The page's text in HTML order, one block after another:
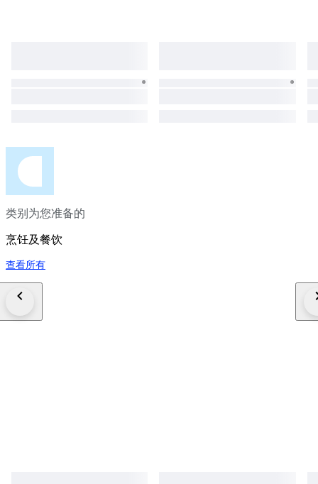
类别为您准备的
烹饪及餐饮
查看所有